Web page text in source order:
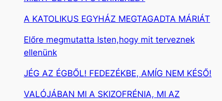
A KATOLIKUS EGYHÁZ MEGTAGADTA MÁRIÁT
Előre megmutatta Isten,hogy mit terveznek
ellenünk
JÉG AZ ÉGBŐL! FEDEZÉKBE, AMÍG NEM KÉSŐ!
VALÓJÁBAN MI A SKIZOFRÉNIA, MI AZ